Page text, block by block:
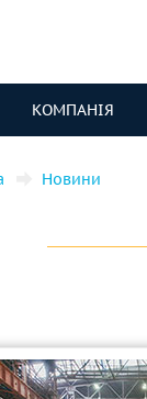
КОМПАНІЯ
Новини